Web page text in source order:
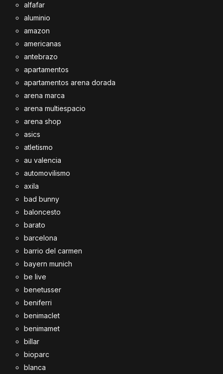
alfafar
aluminio
amazon
americanas
antebrazo
apartamentos
apartamentos arena dorada
arena marca
arena multiespacio
arena shop
asics
atletismo
au valencia
automovilismo
axila
bad bunny
baloncesto
barato
barcelona
barrio del carmen
bayern munich
be live
benetusser
beniferri
benimaclet
benimamet
billar
bioparc
blanca